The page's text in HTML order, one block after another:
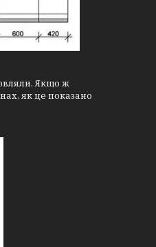
Якщо ж
як це показано